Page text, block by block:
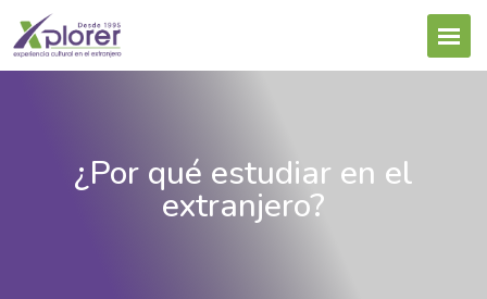
¿Por qué estudiar en el
extranjero?